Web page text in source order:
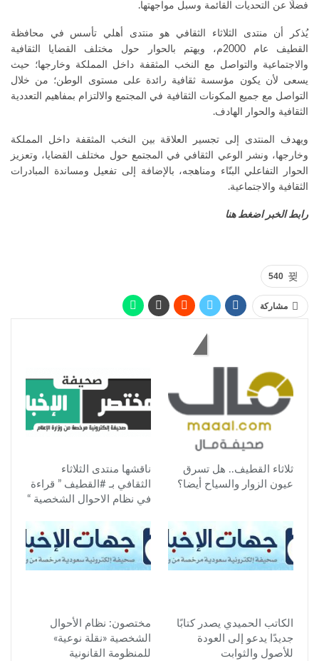
فضلًا عن التحديات القائمة وسبل مواجهتها.
يُذكر أن منتدى الثلاثاء الثقافي هو منتدى أهلي تأسس في محافظة
القطيف عام 2000م، ويهتم بالحوار حول مختلف القضايا الثقافية
والاجتماعية والتواصل مع النخب المثقفة داخل المملكة وخارجها؛ حيث
يسعى لأن يكون مؤسسة ثقافية رائدة على مستوى الوطن؛ من خلال
التواصل مع جميع المكونات الثقافية في المجتمع والالتزام بمفاهيم التعددية
الثقافية والحوار الهادف.
ويهدف المنتدى إلى تجسير العلاقة بين النخب المثقفة داخل المملكة
وخارجها، ونشر الوعي الثقافي في المجتمع حول مختلف القضايا، وتعزيز
الحوار التفاعلي البنّاء ومناهجه، بالإضافة إلى تفعيل ومساندة المبادرات
الثقافية والاجتماعية.
رابط الخبر اضغط هنا
540
مشاركة
ثلاثاء القطيف.. هل تسرق
عيون الزوار والسياح أيضا؟
ناقشها منتدى الثلاثاء
الثقافي بـ #القطيف ” قراءة
في نظام الاحوال الشخصية “
الكاتب الحميدي يصدر كتابًا
جديدًا يدعو إلى العودة
للأصول والثوابت
مختصون: نظام الأحوال
الشخصية «نقلة نوعية»
للمنظومة القانونية